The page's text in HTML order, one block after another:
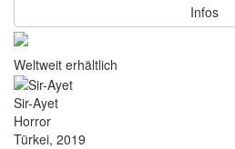
Infos
Weltweit erhältlich
Sir-Ayet
Horror
Türkei, 2019